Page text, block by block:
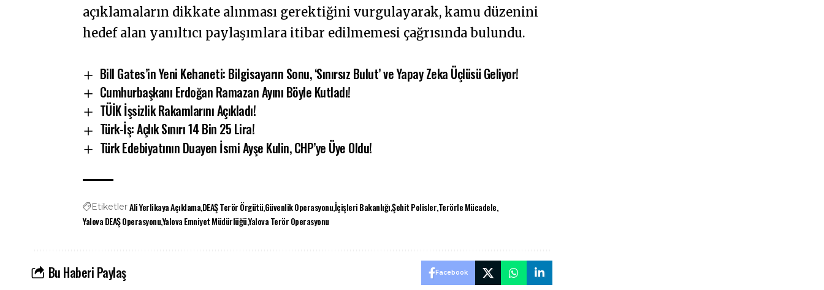
açıklamaların dikkate alınması gerektiğini vurgulayarak, kamu düzenini
hedef alan yanıltıcı paylaşımlara itibar edilmemesi çağrısında bulundu.
Bill Gates’in Yeni Kehaneti: Bilgisayarın Sonu, ‘Sınırsız Bulut’ ve Yapay Zeka Üçlüsü Geliyor!
Cumhurbaşkanı Erdoğan Ramazan Ayını Böyle Kutladı!
TÜİK İşsizlik Rakamlarını Açıkladı!
Türk-İş: Açlık Sınırı 14 Bin 25 Lira!
Türk Edebiyatının Duayen İsmi Ayşe Kulin, CHP’ye Üye Oldu!
EtiketlerAli Yerlikaya AçıklamaDEAŞ Terör ÖrgütüGüvenlik Operasyonuİçişleri BakanlığıŞehit PolislerTerörle Mücadele
Yalova DEAŞ OperasyonuYalova Emniyet MüdürlüğüYalova Terör Operasyonu
Bu Haberi Paylaş Facebook